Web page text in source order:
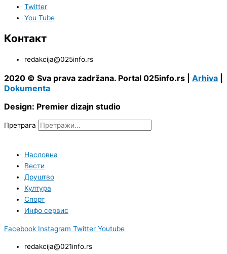
Twitter
You Tube
Контакт
redakcija@025info.rs
2020 © Sva prava zadržana. Portal 025info.rs | Arhiva
Dokumenta
Design: Premier dizajn studio
Претрага
Насловна
Вести
Друштво
Култура
Спорт
Инфо сервис
Facebook Instagram Twitter Youtube
redakcija@021info.rs